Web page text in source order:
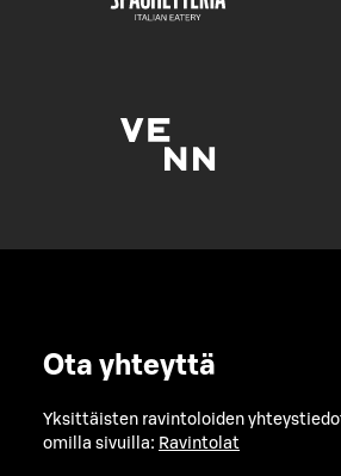
Ota yhteyttä
Yksittäisten ravintoloiden
omilla sivuilla: Ravintolat